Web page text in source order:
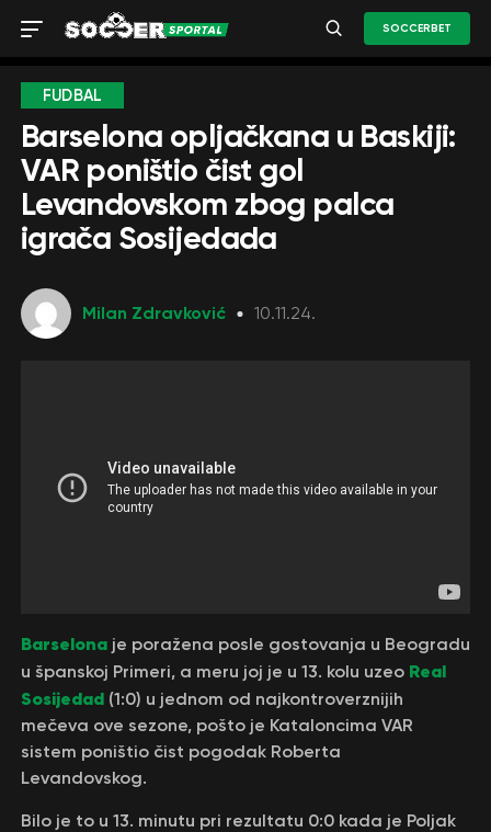
SOCCERBET
FUDBAL
Barselona opljačkana u Baskiji:
VAR poništio čist gol
Levandovskom zbog palca
igrača Sosijedada
Milan Zdravković 10.11.24.
Barselonaje poražena posle gostovanja u Beogradu
u španskoj Primeri, a meru joj je u 13. kolu uzeo Real
Sosijedad(1:0) u jednom od najkontroverznijih
mečeva ove sezone, pošto je Kataloncima VAR
sistem poništio čist pogodak Roberta
Levandovskog.
Bilo je to u 13. minutu pri rezultatu 0:0 kada je Poljak